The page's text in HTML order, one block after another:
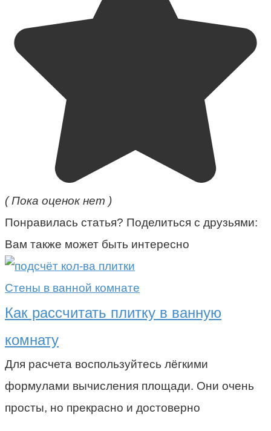
( Пока оценок нет )
Понравилась статья? Поделиться с друзьями:
Вам также может быть интересно
Стены в ванной комнате
Как рассчитать плитку в ванную
комнату
Для расчета воспользуйтесь лёгкими
формулами вычисления площади. Они очень
просты, но прекрасно и достоверно